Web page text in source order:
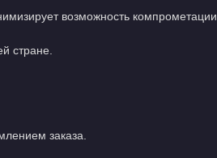
возможность компрометации.
стране.
заказа.